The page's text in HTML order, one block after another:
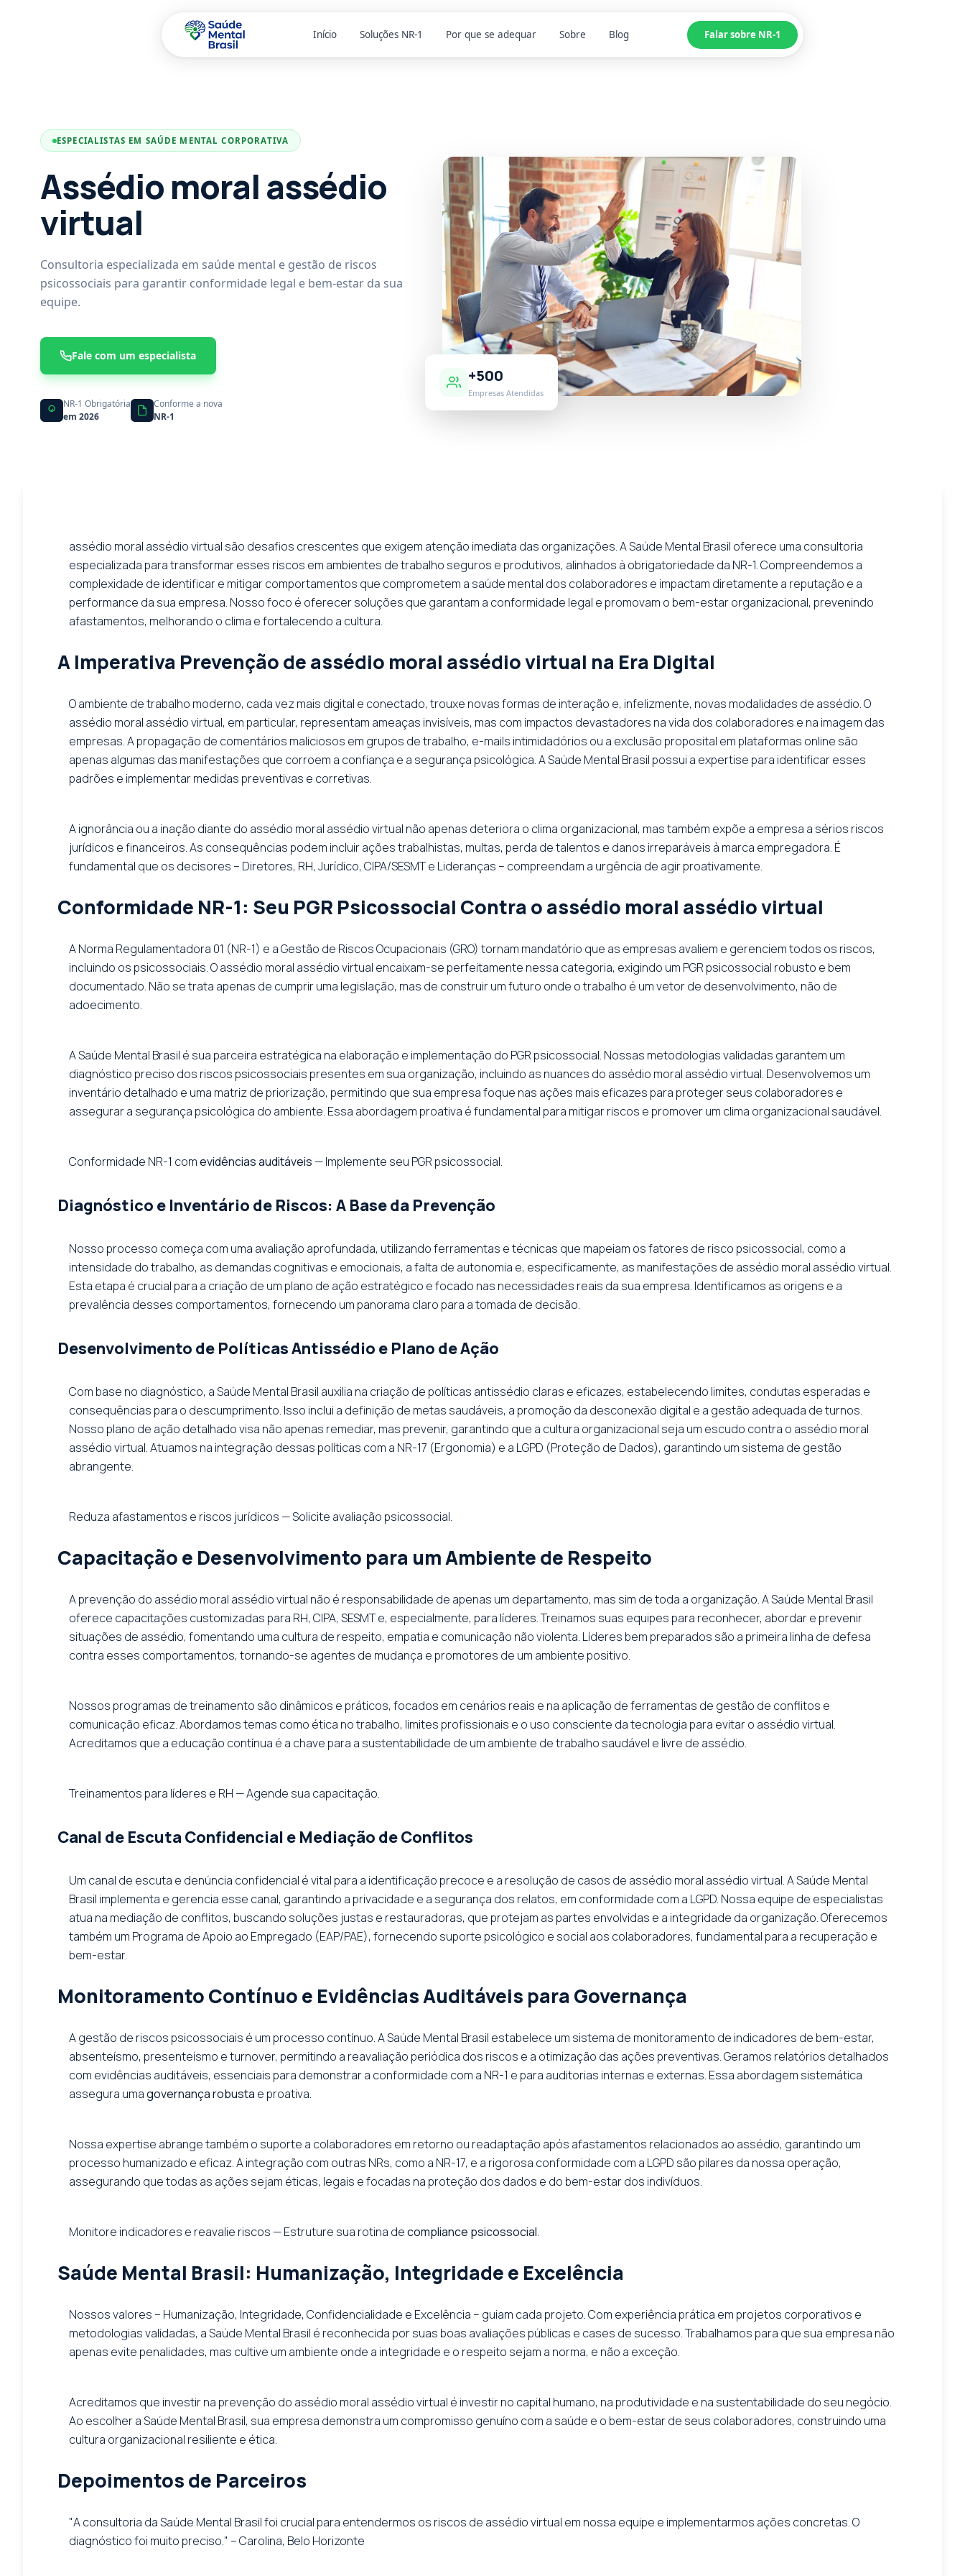
Início Soluções NR-1 Por que se adequar Sobre Blog Falar sobre NR-1
ESPECIALISTAS EM SAÚDE MENTAL CORPORATIVA
Assédio moral assédio
virtual
Consultoria especializada em saúde mental e gestão de riscos
psicossociais para garantir conformidade legal e bem-estar da sua
equipe.
Fale com um especialista
NR-1 Obrigatória
em 2026
Conforme a nova
NR-1
+500
Empresas Atendidas
assédio moral assédio virtual são desafios crescentes que exigem atenção imediata das organizações. A Saúde Mental Brasil oferece uma consultoria
especializada para transformar esses riscos em ambientes de trabalho seguros e produtivos, alinhados à obrigatoriedade da NR-1. Compreendemos a
complexidade de identificar e mitigar comportamentos que comprometem a saúde mental dos colaboradores e impactam diretamente a reputação e a
performance da sua empresa. Nosso foco é oferecer soluções que garantam a conformidade legal e promovam o bem-estar organizacional, prevenindo
afastamentos, melhorando o clima e fortalecendo a cultura.
A Imperativa Prevenção de assédio moral assédio virtual na Era Digital
O ambiente de trabalho moderno, cada vez mais digital e conectado, trouxe novas formas de interação e, infelizmente, novas modalidades de assédio. O
assédio moral assédio virtual, em particular, representam ameaças invisíveis, mas com impactos devastadores na vida dos colaboradores e na imagem das
empresas. A propagação de comentários maliciosos em grupos de trabalho, e-mails intimidadórios ou a exclusão proposital em plataformas online são
apenas algumas das manifestações que corroem a confiança e a segurança psicológica. A Saúde Mental Brasil possui a expertise para identificar esses
padrões e implementar medidas preventivas e corretivas.
A ignorância ou a inação diante do assédio moral assédio virtual não apenas deteriora o clima organizacional, mas também expõe a empresa a sérios riscos
jurídicos e financeiros. As consequências podem incluir ações trabalhistas, multas, perda de talentos e danos irreparáveis à marca empregadora. É
fundamental que os decisores – Diretores, RH, Jurídico, CIPA/SESMT e Lideranças – compreendam a urgência de agir proativamente.
Conformidade NR-1: Seu PGR Psicossocial Contra o assédio moral assédio virtual
A Norma Regulamentadora 01 (NR-1) e a Gestão de Riscos Ocupacionais (GRO) tornam mandatório que as empresas avaliem e gerenciem todos os riscos,
incluindo os psicossociais. O assédio moral assédio virtual encaixam-se perfeitamente nessa categoria, exigindo um PGR psicossocial robusto e bem
documentado. Não se trata apenas de cumprir uma legislação, mas de construir um futuro onde o trabalho é um vetor de desenvolvimento, não de
adoecimento.
A Saúde Mental Brasil é sua parceira estratégica na elaboração e implementação do PGR psicossocial. Nossas metodologias validadas garantem um
diagnóstico preciso dos riscos psicossociais presentes em sua organização, incluindo as nuances do assédio moral assédio virtual. Desenvolvemos um
inventário detalhado e uma matriz de priorização, permitindo que sua empresa foque nas ações mais eficazes para proteger seus colaboradores e
assegurar a segurança psicológica do ambiente. Essa abordagem proativa é fundamental para mitigar riscos e promover um clima organizacional saudável.
Conformidade NR-1 comevidências auditáveis — Implemente seu PGR psicossocial.
Diagnóstico e Inventário de Riscos: A Base da Prevenção
Nosso processo começa com uma avaliação aprofundada, utilizando ferramentas e técnicas que mapeiam os fatores de risco psicossocial, como a
intensidade do trabalho, as demandas cognitivas e emocionais, a falta de autonomia e, especificamente, as manifestações de assédio moral assédio virtual.
Esta etapa é crucial para a criação de um plano de ação estratégico e focado nas necessidades reais da sua empresa. Identificamos as origens e a
prevalência desses comportamentos, fornecendo um panorama claro para a tomada de decisão.
Desenvolvimento de Políticas Antissédio e Plano de Ação
Com base no diagnóstico, a Saúde Mental Brasil auxilia na criação de políticas antissédio claras e eficazes, estabelecendo limites, condutas esperadas e
consequências para o descumprimento. Isso inclui a definição de metas saudáveis, a promoção da desconexão digital e a gestão adequada de turnos.
Nosso plano de ação detalhado visa não apenas remediar, mas prevenir, garantindo que a cultura organizacional seja um escudo contra o assédio moral
assédio virtual. Atuamos na integração dessas políticas com a NR-17 (Ergonomia) e a LGPD (Proteção de Dados), garantindo um sistema de gestão
abrangente.
Reduza afastamentos e riscos jurídicos — Solicite avaliação psicossocial.
Capacitação e Desenvolvimento para um Ambiente de Respeito
A prevenção do assédio moral assédio virtual não é responsabilidade de apenas um departamento, mas sim de toda a organização. A Saúde Mental Brasil
oferece capacitações customizadas para RH, CIPA, SESMT e, especialmente, para líderes. Treinamos suas equipes para reconhecer, abordar e prevenir
situações de assédio, fomentando uma cultura de respeito, empatia e comunicação não violenta. Líderes bem preparados são a primeira linha de defesa
contra esses comportamentos, tornando-se agentes de mudança e promotores de um ambiente positivo.
Nossos programas de treinamento são dinâmicos e práticos, focados em cenários reais e na aplicação de ferramentas de gestão de conflitos e
comunicação eficaz. Abordamos temas como ética no trabalho, limites profissionais e o uso consciente da tecnologia para evitar o assédio virtual.
Acreditamos que a educação contínua é a chave para a sustentabilidade de um ambiente de trabalho saudável e livre de assédio.
Treinamentos para líderes e RH — Agende sua capacitação.
Canal de Escuta Confidencial e Mediação de Conflitos
Um canal de escuta e denúncia confidencial é vital para a identificação precoce e a resolução de casos de assédio moral assédio virtual. A Saúde Mental
Brasil implementa e gerencia esse canal, garantindo a privacidade e a segurança dos relatos, em conformidade com a LGPD. Nossa equipe de especialistas
atua na mediação de conflitos, buscando soluções justas e restauradoras, que protejam as partes envolvidas e a integridade da organização. Oferecemos
também um Programa de Apoio ao Empregado (EAP/PAE), fornecendo suporte psicológico e social aos colaboradores, fundamental para a recuperação e
bem-estar.
Monitoramento Contínuo e Evidências Auditáveis para Governança
A gestão de riscos psicossociais é um processo contínuo. A Saúde Mental Brasil estabelece um sistema de monitoramento de indicadores de bem-estar,
absenteísmo, presenteísmo e turnover, permitindo a reavaliação periódica dos riscos e a otimização das ações preventivas. Geramos relatórios detalhados
com evidências auditáveis, essenciais para demonstrar a conformidade com a NR-1 e para auditorias internas e externas. Essa abordagem sistemática
assegura umagovernança robusta e proativa.
Nossa expertise abrange também o suporte a colaboradores em retorno ou readaptação após afastamentos relacionados ao assédio, garantindo um
processo humanizado e eficaz. A integração com outras NRs, como a NR-17, e a rigorosa conformidade com a LGPD são pilares da nossa operação,
assegurando que todas as ações sejam éticas, legais e focadas na proteção dos dados e do bem-estar dos indivíduos.
Monitore indicadores e reavalie riscos — Estruture sua rotina decompliance psicossocial.
Saúde Mental Brasil: Humanização, Integridade e Excelência
Nossos valores – Humanização, Integridade, Confidencialidade e Excelência – guiam cada projeto. Com experiência prática em projetos corporativos e
metodologias validadas, a Saúde Mental Brasil é reconhecida por suas boas avaliações públicas e cases de sucesso. Trabalhamos para que sua empresa não
apenas evite penalidades, mas cultive um ambiente onde a integridade e o respeito sejam a norma, e não a exceção.
Acreditamos que investir na prevenção do assédio moral assédio virtual é investir no capital humano, na produtividade e na sustentabilidade do seu negócio.
Ao escolher a Saúde Mental Brasil, sua empresa demonstra um compromisso genuíno com a saúde e o bem-estar de seus colaboradores, construindo uma
cultura organizacional resiliente e ética.
Depoimentos de Parceiros
"A consultoria da Saúde Mental Brasil foi crucial para entendermos os riscos de assédio virtual em nossa equipe e implementarmos ações concretas. O
diagnóstico foi muito preciso." – Carolina, Belo Horizonte